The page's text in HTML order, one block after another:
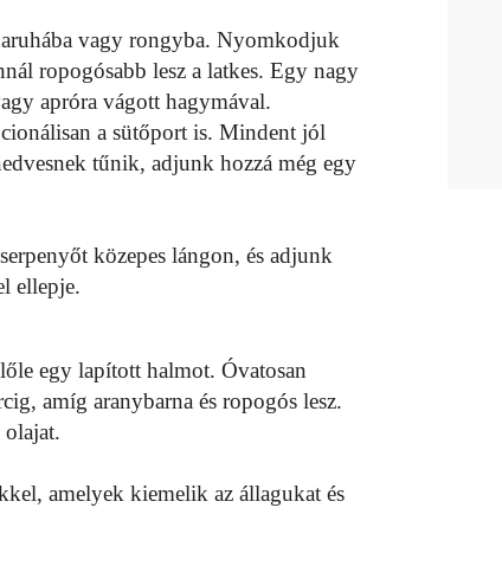
vagy rongyba. Nyomkodjuk
ropogósabb lesz a latkes. Egy nagy
apróra vágott hagymával.
a sütőport is. Mindent jól
tűnik, adjunk hozzá még egy
közepes lángon, és adjunk
ellepje.
egy lapított halmot. Óvatosan
amíg aranybarna és ropogós lesz.
amelyek kiemelik az állagukat és